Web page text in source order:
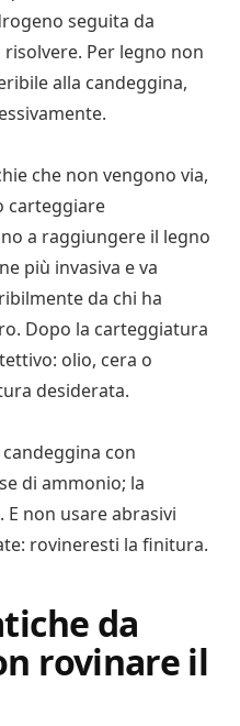
seguita da
Per legno non
alla candeggina,
che non vengono via,
carteggiare
a raggiungere il legno
più invasiva e va
da chi ha
Dopo la carteggiatura
olio, cera o
desiderata.
con
di ammonio; la
E non usare abrasivi
rovineresti la finitura.
da
rovinare il